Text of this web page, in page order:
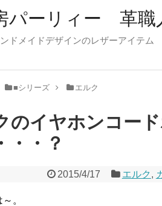
パーリィー 革職
ドメイドデザインのレザーアイテム
■シリーズ エルク
のイヤホンコー
・・？
2015/4/17 エルク ,
。